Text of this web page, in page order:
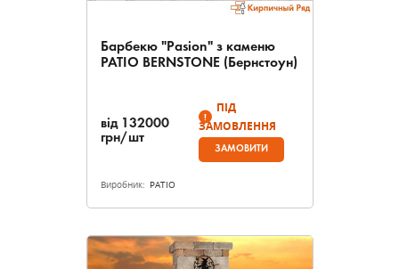
Барбекю "Pasion" з каменю
PATIO BERNSTONE (Бернстоун)
від 132000
грн/шт
ПІД
ЗАМОВЛЕННЯ
ЗАМОВИТИ
Виробник: PATIO